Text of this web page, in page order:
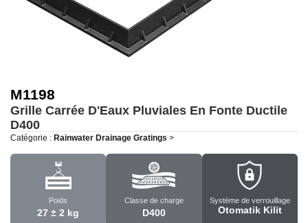
M1198
Grille Carrée D'Eaux Pluviales En Fonte Ductile
D400
Catégorie : Rainwater Drainage Gratings >
Poids
27 ± 2 kg
Classe de charge
D400
Système de verrouillage
Otomatik Kilit